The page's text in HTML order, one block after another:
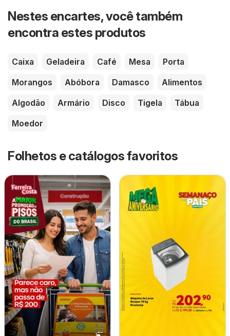
Nestes encartes, você também
encontra estes produtos
Caixa Geladeira Café Mesa
Porta
Morangos
Abóbora Damasco
Alimentos
Algodão
Armário Disco Tigela
Tábua
Moedor
Folhetos e catálogos favoritos